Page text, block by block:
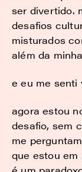
ser divertido.
desafios
misturados
além da
e eu me senti
agora estou
desafio, sem
me
que estou em